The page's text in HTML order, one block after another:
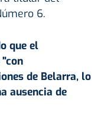
6.
que el
de Belarra, lo
ausencia de